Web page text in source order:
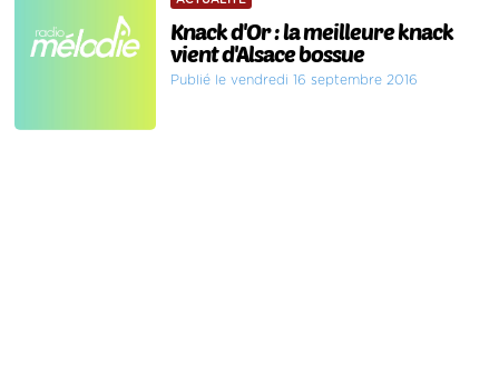
Knack d'Or : la meilleure knack
vient d'Alsace bossue
Publié le vendredi 16 septembre 2016